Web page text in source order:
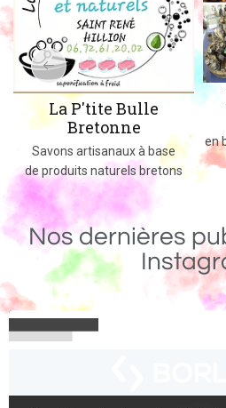
L'Ile aux Crayons
Fabricateur de Crayons
en branche d'arbres auvergnats
Nos dernières